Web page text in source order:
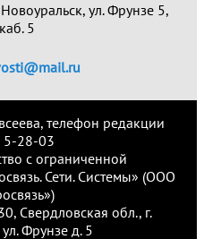
ул. Фрунзе 5,
каб. 5
телефон редакции
5-28-03
с ограниченной
Сети. Системы» (ООО
Свердловская обл., г.
Фрунзе д. 5